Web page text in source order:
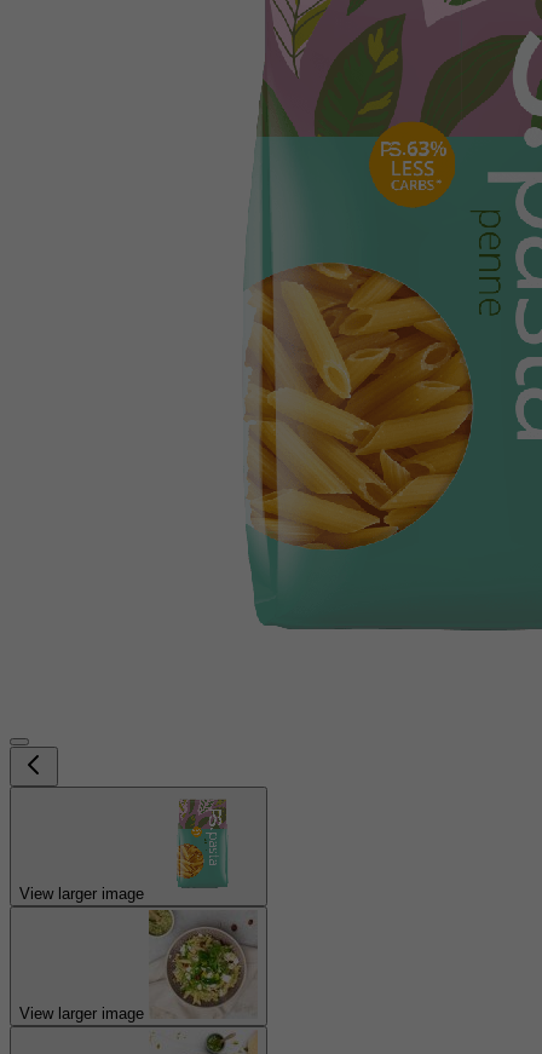
View larger image
View larger image